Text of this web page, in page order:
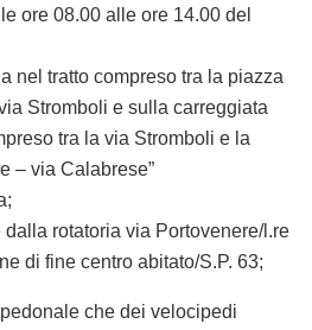
ore 08.00 alle ore 14.00 del
nel tratto compreso tra la piazza
Stromboli e sulla carreggiata
tra la via Stromboli e la
– via Calabrese”
rotatoria via Portovenere/l.re
di fine centro abitato/S.P. 63;
che dei velocipedi